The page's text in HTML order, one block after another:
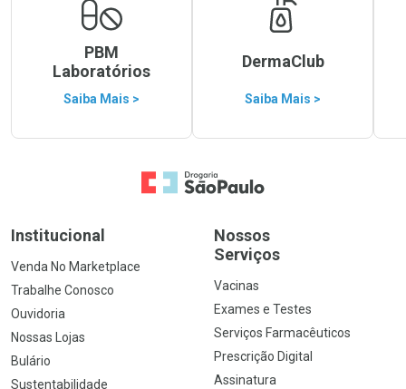
PBM
Laboratórios
Saiba Mais >
DermaClub
Saiba Mais >
Ir para a Home
Institucional
Venda No Marketplace
Trabalhe Conosco
Ouvidoria
Nossas Lojas
Bulário
Sustentabilidade
Nossos
Serviços
Vacinas
Exames e Testes
Serviços Farmacêuticos
Prescrição Digital
Assinatura